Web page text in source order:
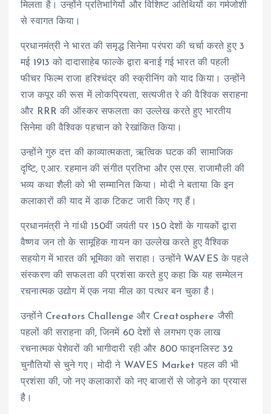
मिलता है। उन्होंने प्रतिभागियों और विशिष्ट अतिथियों का गर्मजोशी
से स्वागत किया।
प्रधानमंत्री ने भारत की समृद्ध सिनेमा परंपरा की चर्चा करते हुए 3
मई 1913 को दादासाहेब फाल्के द्वारा बनाई गई भारत की पहली
फीचर फिल्म राजा हरिश्चंद्र की स्क्रीनिंग को याद किया। उन्होंने
राज कपूर की रूस में लोकप्रियता, सत्यजीत रे की वैश्विक सराहना
और RRR की ऑस्कर सफलता का उल्लेख करते हुए भारतीय
सिनेमा की वैश्विक पहचान को रेखांकित किया।
उन्होंने गुरु दत्त की काव्यात्मकता, ऋत्विक घटक की सामाजिक
दृष्टि, ए.आर. रहमान की संगीत प्रतिभा और एस.एस. राजामौली की
भव्य कथा शैली को भी सम्मानित किया। मोदी ने बताया कि इन
कलाकारों की याद में डाक टिकट जारी किए गए हैं।
प्रधानमंत्री ने गांधी 150वीं जयंती पर 150 देशों के गायकों द्वारा
वैष्णव जन तो के सामूहिक गायन का उल्लेख करते हुए वैश्विक
सहयोग में भारत की भूमिका को सराहा। उन्होंने WAVES के पहले
संस्करण की सफलता की प्रशंसा करते हुए कहा कि यह सम्मेलन
रचनात्मक उद्योग में एक नया मील का पत्थर बन चुका है।
उन्होंने Creators Challenge और Creatosphere जैसी
पहलों की सराहना की, जिनमें 60 देशों से लगभग एक लाख
रचनात्मक पेशेवरों की भागीदारी रही और 800 फाइनलिस्ट 32
चुनौतियों से चुने गए। मोदी ने WAVES Market पहल की भी
प्रशंसा की, जो नए कलाकारों को नए बाजारों से जोड़ने का प्रयास
है।